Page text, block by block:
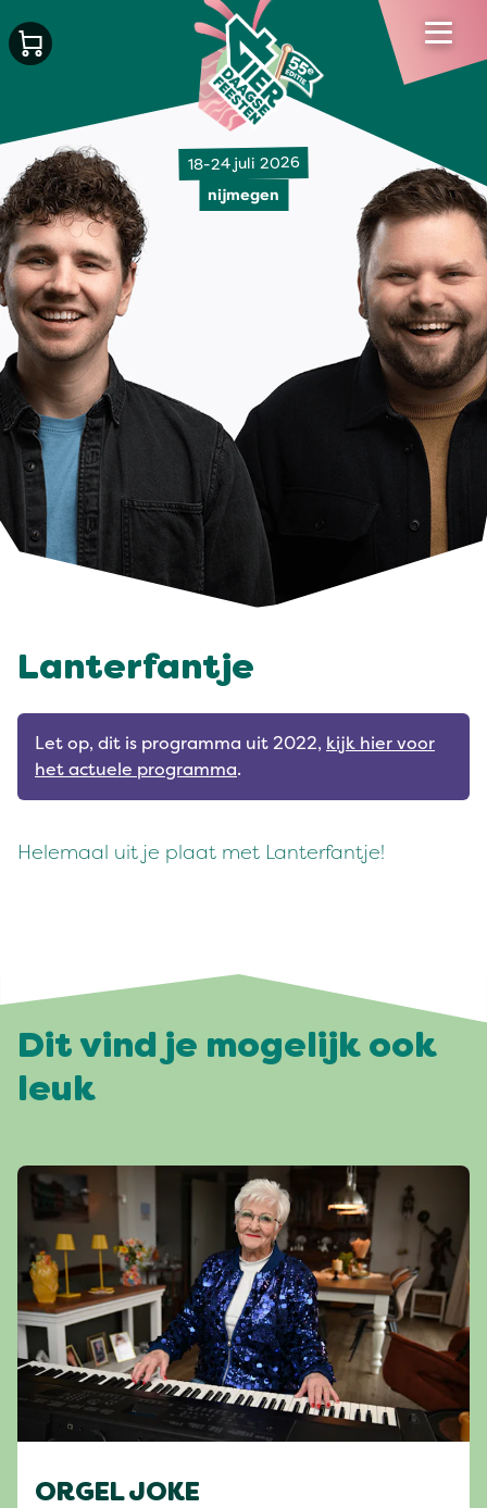
18-24 juli 2026
nijmegen
Lanterfantje
Let op, dit is programma uit 2022, kijk hier voor
het actuele programma.
Helemaal uit je plaat met Lanterfantje!
Dit vind je mogelijk ook
leuk
ORGEL JOKE